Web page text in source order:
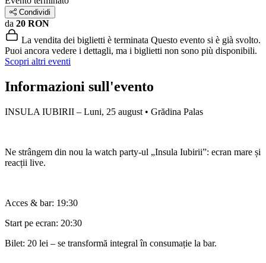
Condividi
da 20 RON
La vendita dei biglietti è terminata Questo evento si è già svolto.
Puoi ancora vedere i dettagli, ma i biglietti non sono più disponibili.
Scopri altri eventi
Informazioni sull'evento
INSULA IUBIRII – Luni, 25 august • Grădina Palas
Ne strângem din nou la watch party-ul „Insula Iubirii”: ecran mare și
reacții live.
Acces & bar: 19:30
Start pe ecran: 20:30
Bilet: 20 lei – se transformă integral în consumație la bar.